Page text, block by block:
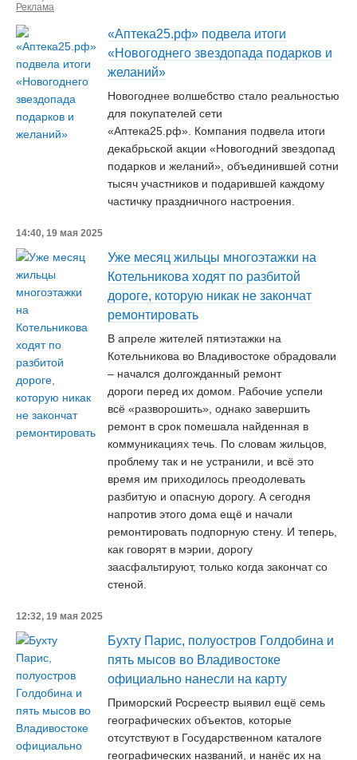
Реклама
«Аптека25.рф» подвела итоги
«Новогоднего звездопада подарков и
желаний»
Новогоднее волшебство стало реальностью
для покупателей сети
«Аптека25.рф». Компания подвела итоги
декабрьской акции «Новогодний звездопад
подарков и желаний», объединившей сотни
тысяч участников и подарившей каждому
частичку праздничного настроения.
14:40, 19 мая 2025
Уже месяц жильцы многоэтажки на
Котельникова ходят по разбитой
дороге, которую никак не закончат
ремонтировать
В апреле жителей пятиэтажки на
Котельникова во Владивостоке обрадовали
– начался долгожданный ремонт
дороги перед их домом. Рабочие успели
всё «разворошить», однако завершить
ремонт в срок помешала найденная в
коммуникациях течь. По словам жильцов,
проблему так и не устранили, и всё это
время им приходилось преодолевать
разбитую и опасную дорогу. А сегодня
напротив этого дома ещё и начали
ремонтировать подпорную стену. И теперь,
как говорят в мэрии, дорогу
заасфальтируют, только когда закончат со
стеной.
12:32, 19 мая 2025
Бухту Парис, полуостров Голдобина и
пять мысов во Владивостоке
официально нанесли на карту
Приморский Росреестр выявил ещё семь
географических объектов, которые
отсутствуют в Государственном каталоге
географических названий, и нанёс их на